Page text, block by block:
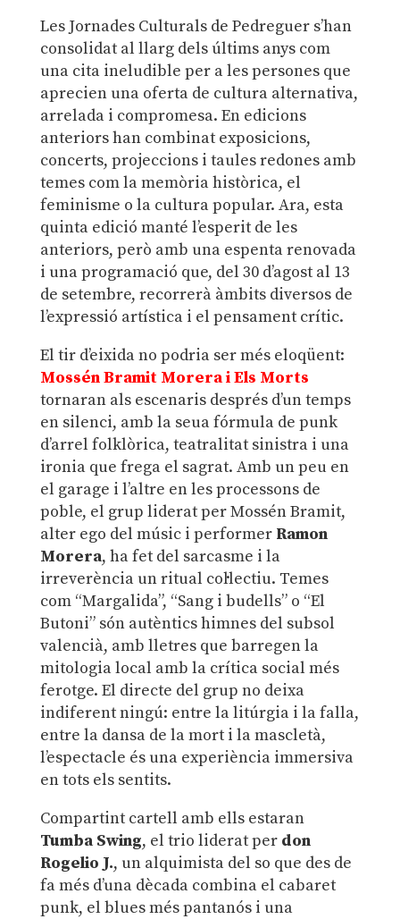
Les Jornades Culturals de Pedreguer s’han
consolidat al llarg dels últims anys com
una cita ineludible per a les persones que
aprecien una oferta de cultura alternativa,
arrelada i compromesa. En edicions
anteriors han combinat exposicions,
concerts, projeccions i taules redones amb
temes com la memòria històrica, el
feminisme o la cultura popular. Ara, esta
quinta edició manté l’esperit de les
anteriors, però amb una espenta renovada
i una programació que, del 30 d’agost al 13
de setembre, recorrerà àmbits diversos de
l’expressió artística i el pensament crític.
El tir d’eixida no podria ser més eloqüent:
Mossén Bramit Morera i Els Morts
tornaran als escenaris després d’un temps
en silenci, amb la seua fórmula de punk
d’arrel folklòrica, teatralitat sinistra i una
ironia que frega el sagrat. Amb un peu en
el garage i l’altre en les processons de
poble, el grup liderat per Mossén Bramit,
alter ego del músic i performer Ramon
Morera, ha fet del sarcasme i la
irreverència un ritual col·lectiu. Temes
com “Margalida”, “Sang i budells” o “El
Butoni” són autèntics himnes del subsol
valencià, amb lletres que barregen la
mitologia local amb la crítica social més
ferotge. El directe del grup no deixa
indiferent ningú: entre la litúrgia i la falla,
entre la dansa de la mort i la mascletà,
l’espectacle és una experiència immersiva
en tots els sentits.
Compartint cartell amb ells estaran
Tumba Swing, el trio liderat per don
Rogelio J., un alquimista del so que des de
fa més d’una dècada combina el cabaret
punk, el blues més pantanós i una